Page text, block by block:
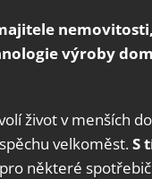
výroby
život v menších
velkoměst.S
některé